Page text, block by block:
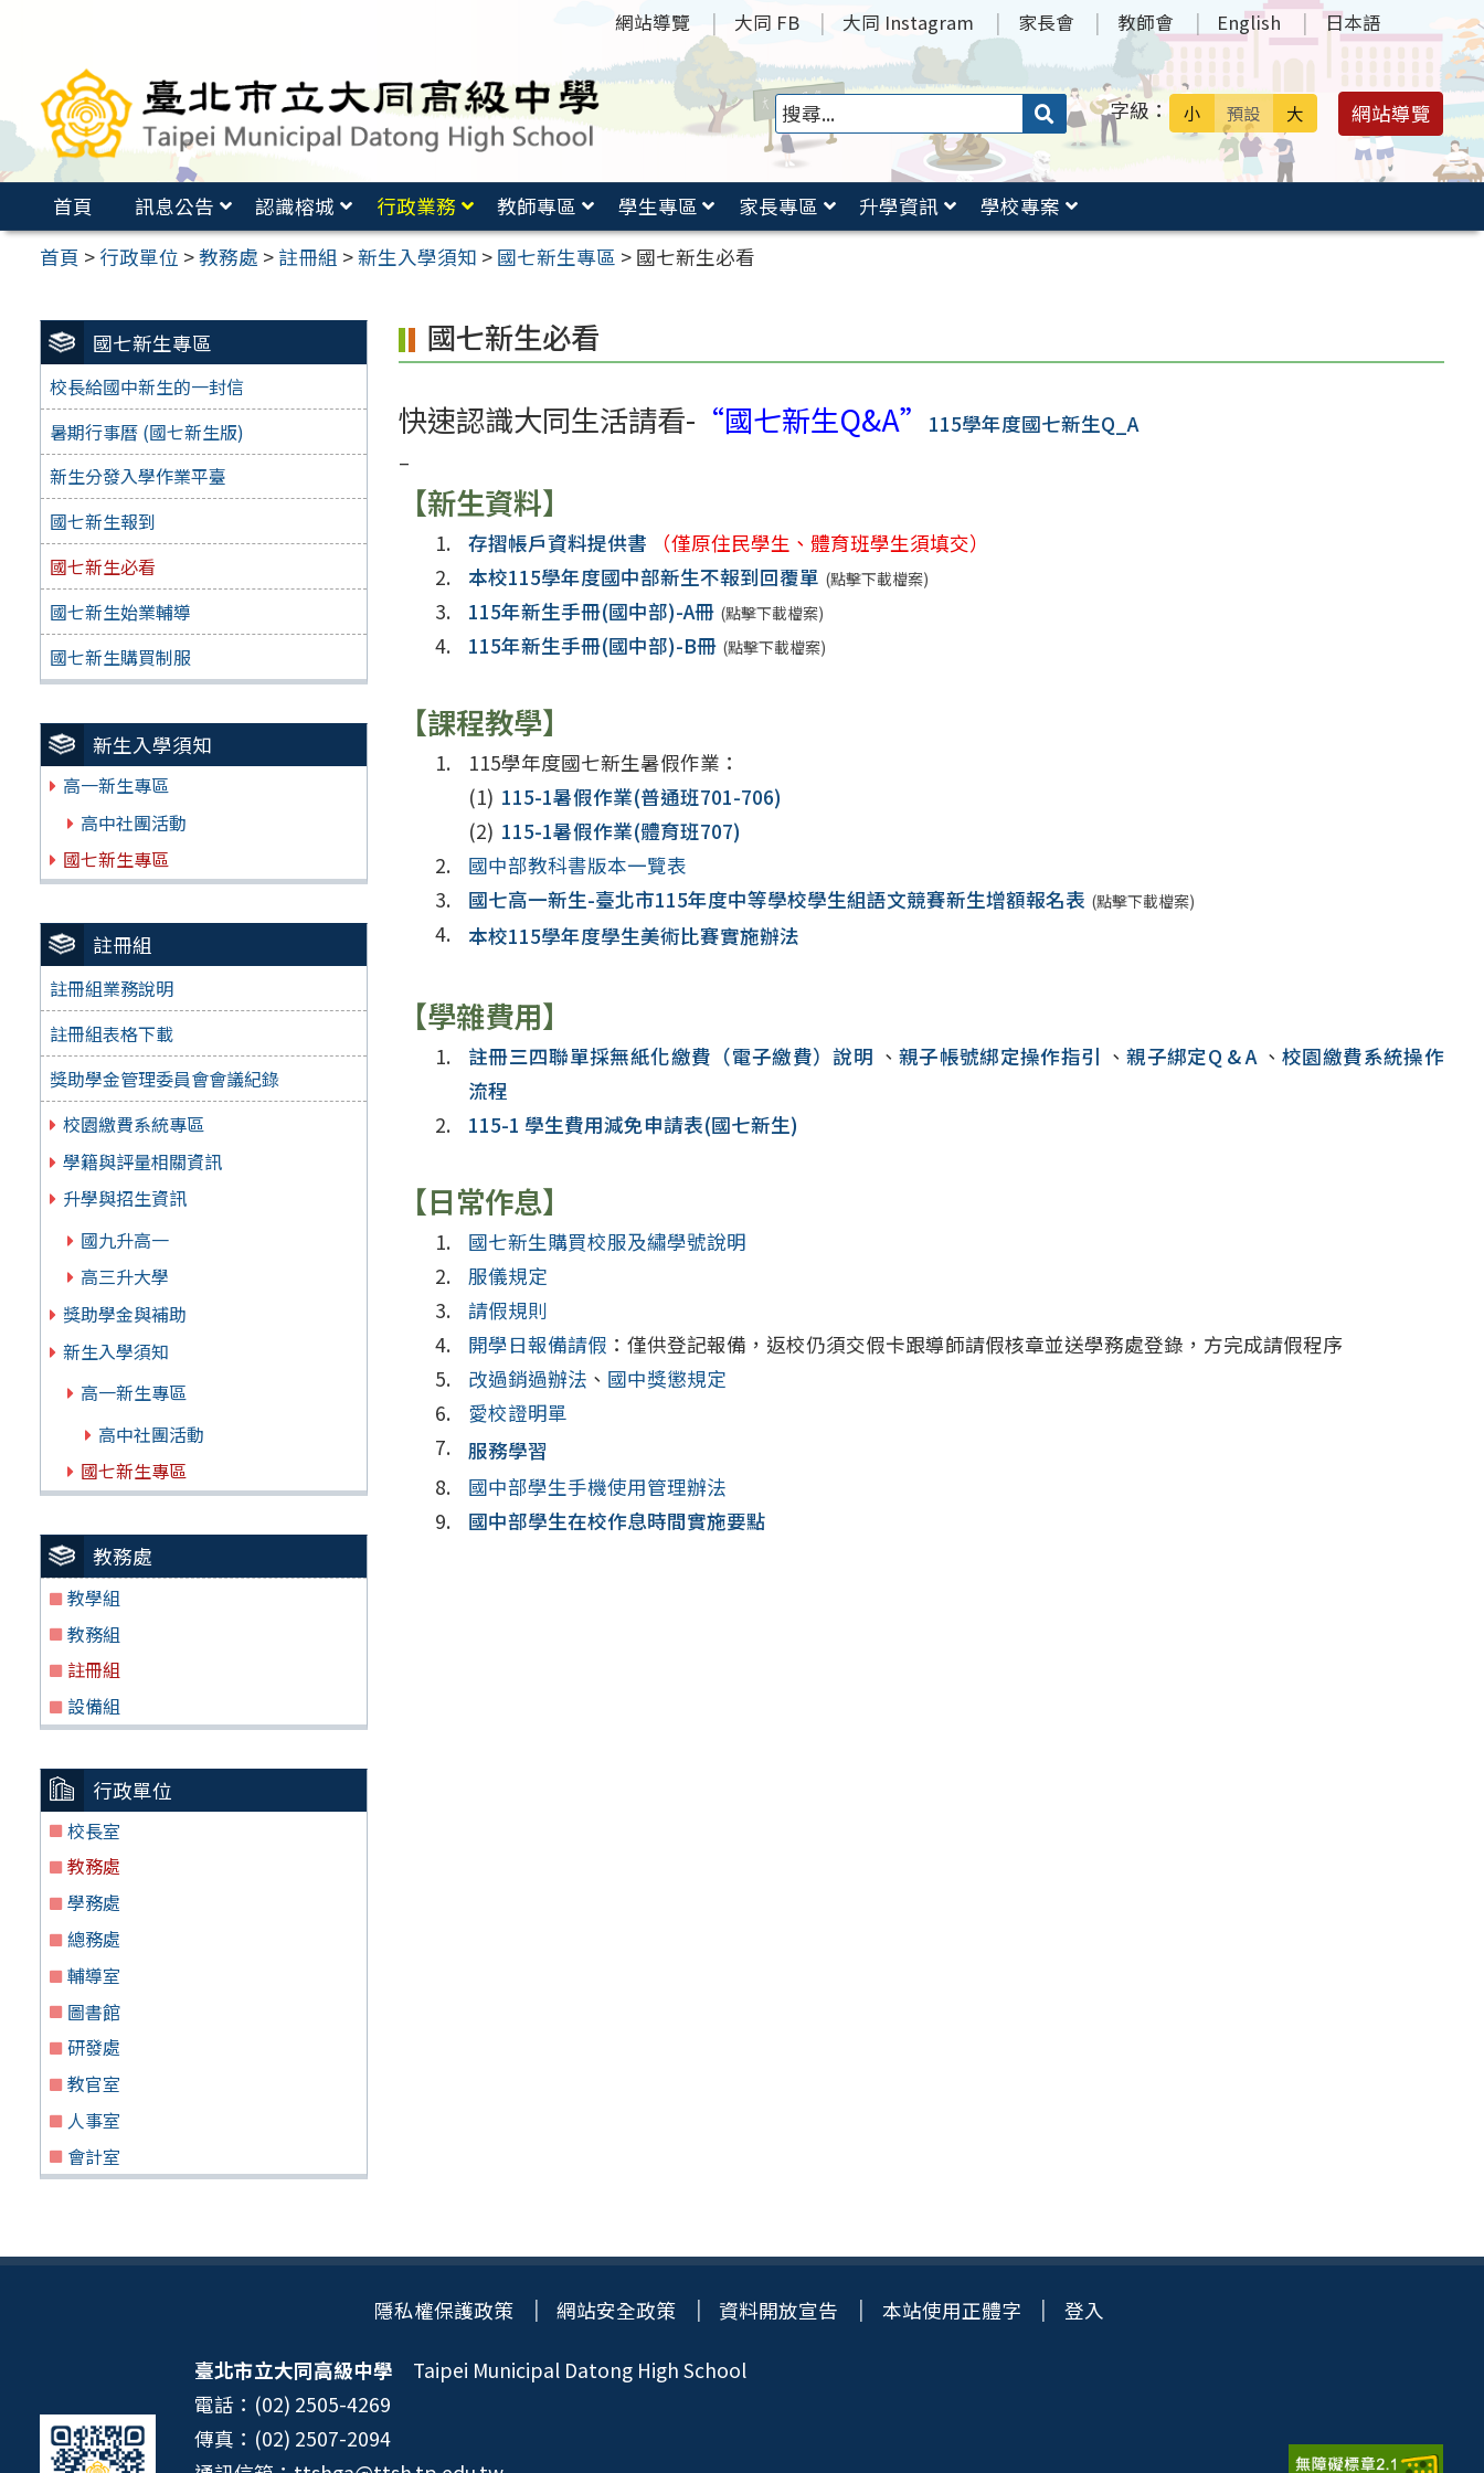
要
容
網站導覽 大同 FB 大同 Instagram 家長會 教師會 English 日本語
搜
送出 字級： 小 預設 大 網站導覽
首頁 訊息公告 認識榕城 行政業務 教師專區 學生專區 家長專區 升學資訊
學校專案
首頁 > 行政單位 >教務處 > 註冊組 >新生入學須知 > 國七新生專區 > 國七新生必看
國七新生專區
校長給國中新生的一封信
暑期行事曆 (國七新生版)
新生分發入學作業平臺
國七新生報到
國七新生必看
國七新生始業輔導
國七新生購買制服
新生入學須知
高一新生專區
高中社團活動
國七新生專區
註冊組
註冊組業務說明
註冊組表格下載
獎助學金管理委員會會議紀錄
校園繳費系統專區
學籍與評量相關資訊
升學與招生資訊
國九升高一
高三升大學
獎助學金與補助
新生入學須知
高一新生專區
高中社團活動
國七新生專區
教務處
教學組
教務組
註冊組
設備組
行政單位
校長室
教務處
學務處
總務處
輔導室
圖書館
研發處
教官室
人事室
會計室
國七新生必看
快速認識大同生活請看- “國七新生Q&A”
115學年度國七新生Q_A
–
【新生資料】
存摺帳戶資料提供書
（僅原住民學生、體育班學生須填交）
本校115學年度國中部新生不報到回覆單 (點擊下載檔案)
115年新生手冊(國中部)-A冊 (點擊下載檔案)
115年新生手冊(國中部)-B冊 (點擊下載檔案)
【課程教學】
115學年度國七新生暑假作業：
115-1暑假作業(普通班701-706)
115-1暑假作業(體育班707)
國中部教科書版本一覽表
國七高一新生-臺北市115年度中等學校學生組語文競賽新生增額報名表 (點擊下載檔案)
本校115學年度學生美術比賽實施辦法
【學雜費用】
註冊三四聯單採無紙化繳費（電子繳費）說明 、 親子帳號綁定操作指引 、親子綁定Q & A 、校園繳費系統操作
流程
115-1 學生費用減免申請表(國七新生)
【日常作息】
國七新生購買校服及繡學號說明
服儀規定
請假規則
開學日報備請假 ：僅供登記報備，返校仍須交假卡跟導師請假核章並送學務處登錄，方完成請假程序
改過銷過辦法 、 國中獎懲規定
愛校證明單
服務學習
國中部學生手機使用管理辦法
國中部學生在校作息時間實施要點
隱私權保護政策 網站安全政策 資料開放宣告 本站使用正體字 登入
臺北市立大同高級中學 Taipei Municipal Datong High School
電話：(02) 2505-4269
傳真：(02) 2507-2094